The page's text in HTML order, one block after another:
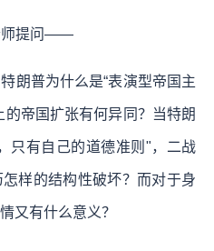
师提问——
朗普为什么是“表演型帝国主
的帝国扩张有何异同？当特朗
只有自己的道德准则"，二战
样的结构性破坏？而对于身
又有什么意义？